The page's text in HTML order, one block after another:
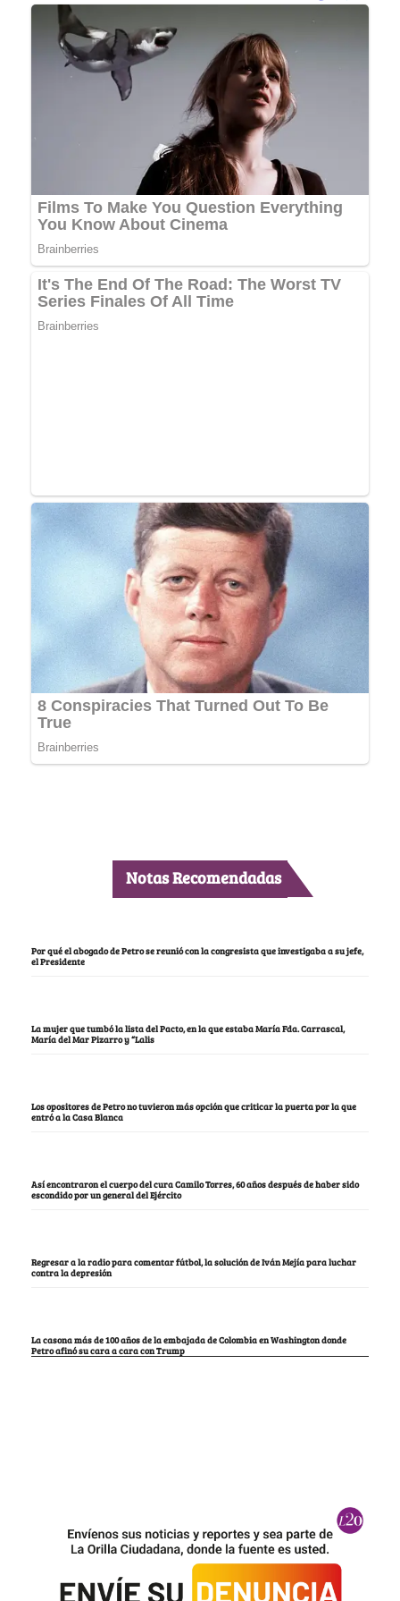
Notas Recomendadas
Por qué el abogado de Petro se reunió con la congresista que investigaba a su jefe,
el Presidente
La mujer que tumbó la lista del Pacto, en la que estaba María Fda. Carrascal,
María del Mar Pizarro y “Lalis
Los opositores de Petro no tuvieron más opción que criticar la puerta por la que
entró a la Casa Blanca
Así encontraron el cuerpo del cura Camilo Torres, 60 años después de haber sido
escondido por un general del Ejército
Regresar a la radio para comentar fútbol, la solución de Iván Mejía para luchar
contra la depresión
La casona más de 100 años de la embajada de Colombia en Washington donde
Petro afinó su cara a cara con Trump